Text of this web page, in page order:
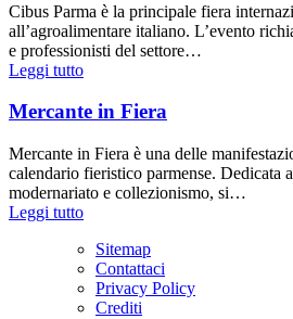
Cibus Parma è la principale fiera
all’agroalimentare italiano. L’evento
e professionisti del settore…
Leggi tutto
Mercante in Fiera
Mercante in Fiera è una delle
calendario fieristico parmense. Dedicata
modernariato e collezionismo, si…
Leggi tutto
Sitemap
Contattaci
Privacy Policy
Crediti